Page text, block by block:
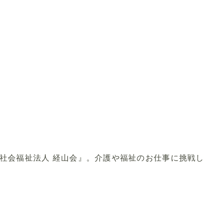
会福祉法人 経山会』。介護や福祉のお仕事に挑戦し